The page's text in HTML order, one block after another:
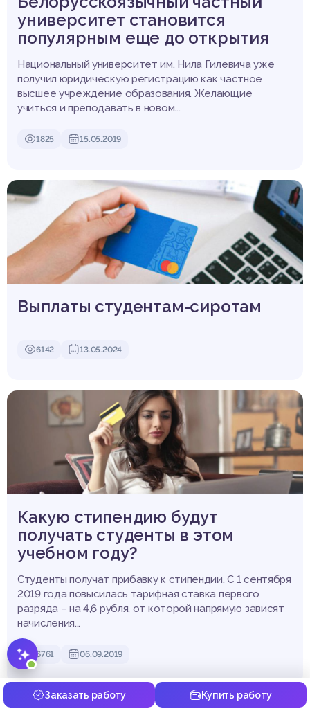
Заказать работу Купить работу
университет становится
популярным еще до открытия
Национальный университет им. Нила Гилевича уже
получил юридическую регистрацию как частное
высшее учреждение образования. Желающие
учиться и преподавать в новом...
1825 15.05.2019
Выплаты студентам-сиротам
6142 13.05.2024
Какую стипендию будут
получать студенты в этом
учебном году?
Студенты получат прибавку к стипендии. С 1 сентября
2019 года повысилась тарифная ставка первого
разряда – на 4,6 рубля, от которой напрямую зависят
начисления...
6761 06.09.2019
💡 Подскажу по курсовым,
дипломам и другим работам.